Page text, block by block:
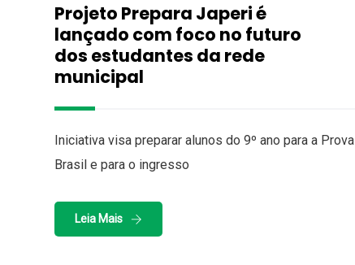
Projeto Prepara Japeri é
lançado com foco no futuro
dos estudantes da rede
municipal
Iniciativa visa preparar alunos do 9º ano para a Prova
Brasil e para o ingresso
Leia Mais